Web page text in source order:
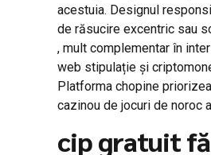
acestuia. Designul
de răsucire excentric sau
, mult complementar în
web stipulație și
Platforma chopine
cazinou de jocuri de noroc
cip gratuit